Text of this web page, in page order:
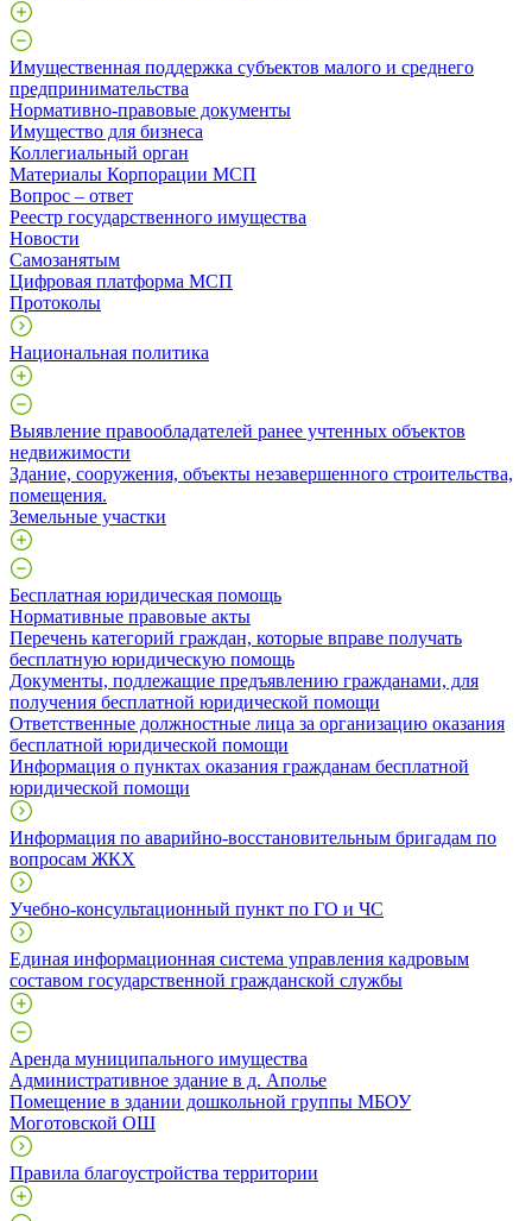
Имущественная поддержка субъектов малого и среднего
предпринимательства
Нормативно-правовые документы
Имущество для бизнеса
Коллегиальный орган
Материалы Корпорации МСП
Вопрос – ответ
Реестр государственного имущества
Новости
Самозанятым
Цифровая платформа МСП
Протоколы
Национальная политика
Выявление правообладателей ранее учтенных объектов
недвижимости
​Здание, сооружения, объекты незавершенного строительства,
помещения.
Земельные участки
Бесплатная юридическая помощь
Нормативные правовые акты
Перечень категорий граждан, которые вправе получать
бесплатную юридическую помощь
Документы, подлежащие предъявлению гражданами, для
получения бесплатной юридической помощи
Ответственные должностные лица за организацию оказания
бесплатной юридической помощи
Информация о пунктах оказания гражданам бесплатной
юридической помощи
Информация по аварийно-восстановительным бригадам по
вопросам ЖКХ
Учебно-консультационный пункт по ГО и ЧС
Единая информационная система управления кадровым
составом государственной гражданской службы
Аренда муниципального имущества
Административное здание в д. Аполье
Помещение в здании дошкольной группы МБОУ
Моготовской ОШ
Правила благоустройства территории